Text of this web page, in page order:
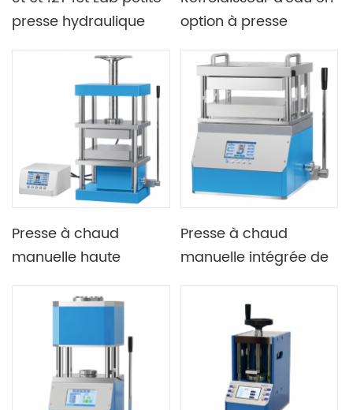
presse hydraulique
option à presse
double plaque 24T
300C ou 500C
Presse à chaud
manuelle haute
avec doubles plaques
Presse à chaud
manuelle intégrée de
300C avec double
plaque chauffante
400X400mm